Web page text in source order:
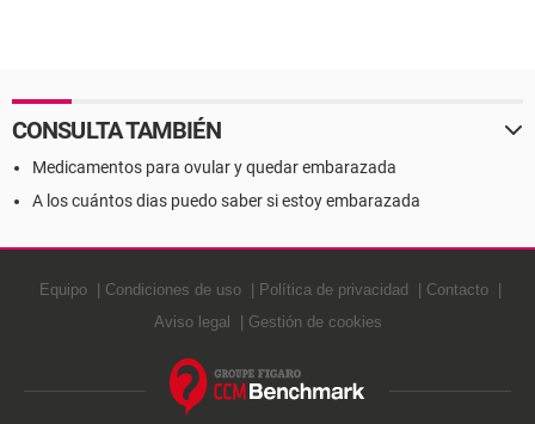
CONSULTA TAMBIÉN
Medicamentos para ovular y quedar embarazada
A los cuántos dias puedo saber si estoy embarazada
Equipo Condiciones de uso Política de privacidad
Contacto
Aviso legal
Gestión de cookies